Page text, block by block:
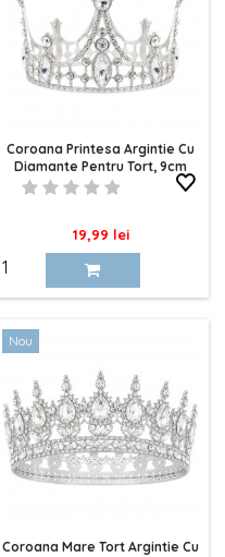
Coroana Printesa Argintie Cu
Diamante Pentru Tort, 9cm
Pret
19,99 lei
Nou
Coroana Mare Tort Argintie Cu